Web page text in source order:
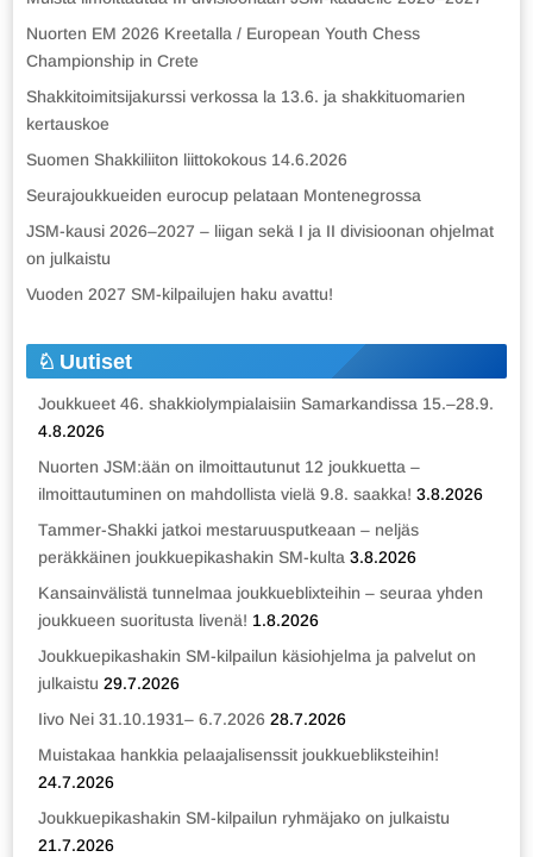
Nuorten EM 2026 Kreetalla / European Youth Chess
Championship in Crete
Shakkitoimitsijakurssi verkossa la 13.6. ja shakkituomarien
kertauskoe
Suomen Shakkiliiton liittokokous 14.6.2026
Seurajoukkueiden eurocup pelataan Montenegrossa
JSM-kausi 2026–2027 – liigan sekä I ja II divisioonan ohjelmat
on julkaistu
Vuoden 2027 SM-kilpailujen haku avattu!
Uutiset
Joukkueet 46. shakkiolympialaisiin Samarkandissa 15.–28.9.
4.8.2026
Nuorten JSM:ään on ilmoittautunut 12 joukkuetta –
ilmoittautuminen on mahdollista vielä 9.8. saakka! 3.8.2026
Tammer-Shakki jatkoi mestaruusputkeaan – neljäs
peräkkäinen joukkuepikashakin SM-kulta 3.8.2026
Kansainvälistä tunnelmaa joukkueblixteihin – seuraa yhden
joukkueen suoritusta livenä! 1.8.2026
Joukkuepikashakin SM-kilpailun käsiohjelma ja palvelut on
julkaistu 29.7.2026
Iivo Nei 31.10.1931– 6.7.2026 28.7.2026
Muistakaa hankkia pelaajalisenssit joukkuebliksteihin!
24.7.2026
Joukkuepikashakin SM-kilpailun ryhmäjako on julkaistu
21.7.2026